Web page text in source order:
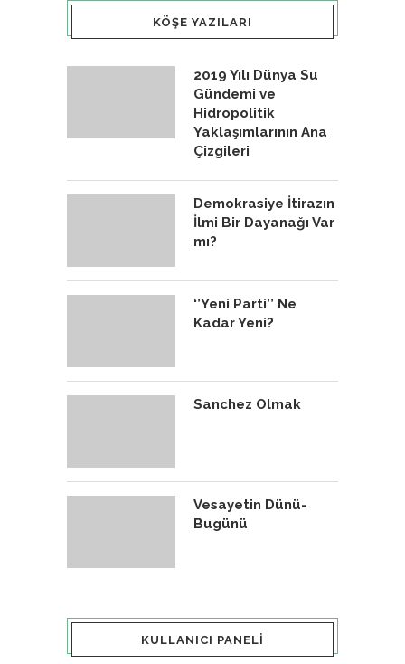
KÖŞE YAZILARI
2019 Yılı Dünya Su
Gündemi ve
Hidropolitik
Yaklaşımlarının Ana
Çizgileri
Demokrasiye İtirazın
İlmi Bir Dayanağı Var
mı?
‘’Yeni Parti’’ Ne
Kadar Yeni?
Sanchez Olmak
Vesayetin Dünü-
Bugünü
KULLANICI PANELI